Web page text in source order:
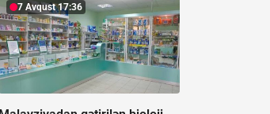
7 Avqust 17:36